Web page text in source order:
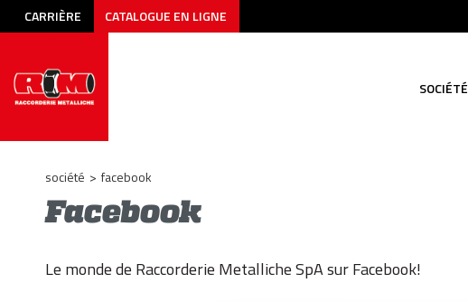
CARRIÈRE CATALOGUE EN LIGNE
SOCIÉTÉ
société > facebook
Facebook
Le monde de Raccorderie Metalliche SpA sur Facebook!